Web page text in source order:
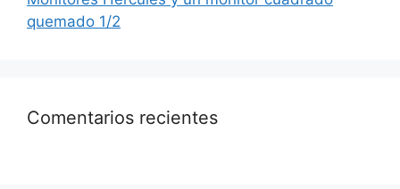
quemado 1/2
Comentarios recientes